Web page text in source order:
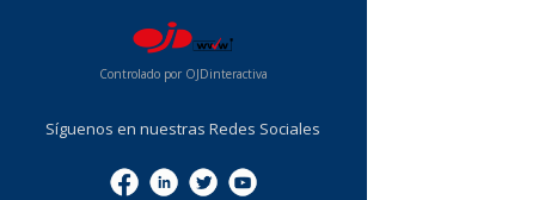
Controlado por OJDinteractiva
Síguenos en nuestras Redes Sociales